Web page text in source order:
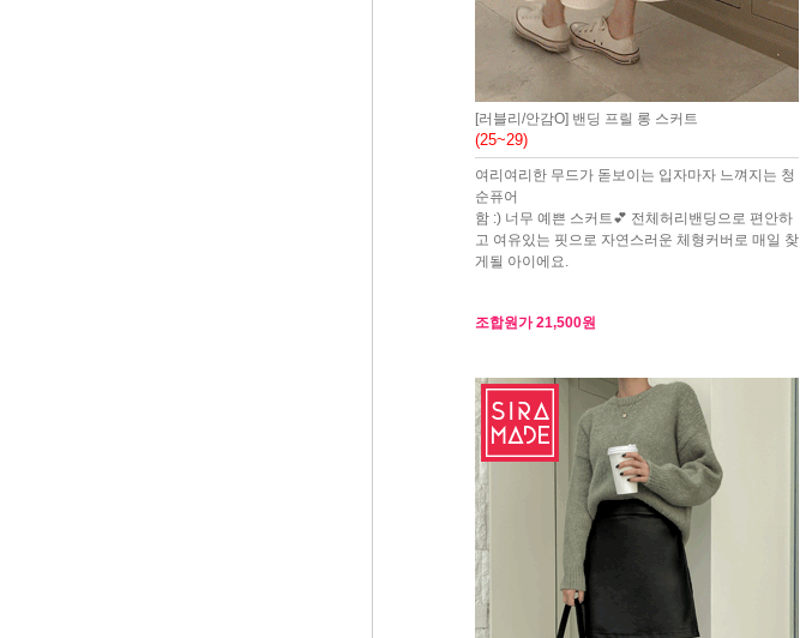
[러블리/안감O] 밴딩 프릴 롱 스커트
(25~29)
여리여리한 무드가 돋보이는 입자마자 느껴지는 청
순퓨어
함 :) 너무 예쁜 스커트💕 전체허리밴딩으로 편안하
고 여유있는 핏으로 자연스러운 체형커버로 매일 찾
게될 아이에요.
조합원가21,500원